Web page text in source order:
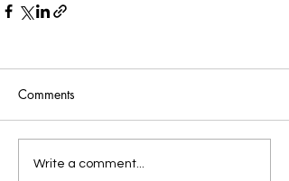
Comments
Write a comment...